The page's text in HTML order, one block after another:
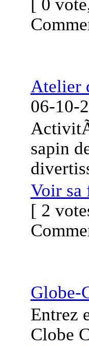
[ 0
Atelier
06-10-
sapin
Voir sa
[ 2
Globe-
Entrez
Clobe